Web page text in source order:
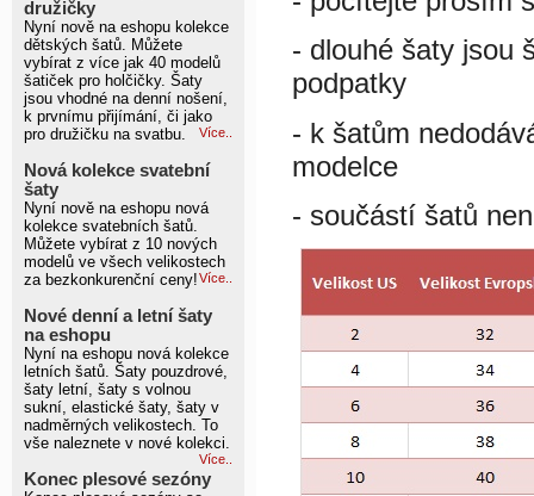
družičky
Nyní nově na eshopu kolekce
dětských šatů. Můžete
vybírat z více jak 40 modelů
šatiček pro holčičky. Šaty
jsou vhodné na denní nošení,
k prvnímu přijímání, či jako
pro družičku na svatbu.
Více..
Nová kolekce svatební
šaty
Nyní nově na eshopu nová
kolekce svatebních šatů.
Můžete vybírat z 10 nových
modelů ve všech velikostech
za bezkonkurenční ceny!Více..
Nové denní a letní šaty
na eshopu
Nyní na eshopu nová kolekce
letních šatů. Šaty pouzdrové,
šaty letní, šaty s volnou
sukní, elastické šaty, šaty v
nadměrných velikostech. To
vše naleznete v nové kolekci.
Více..
Konec plesové sezóny
- dlouhé šaty jsou
podpatky
- k šatům
modelce
- součástí šatů